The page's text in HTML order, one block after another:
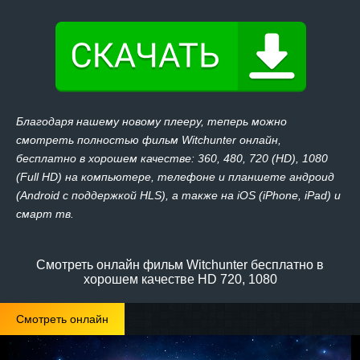
Благодаря нашему новому плееру, теперь можно
смотреть полностью фильм Witchunter онлайн,
бесплатно в хорошем качестве: 360, 480, 720 (HD), 1080
(Full HD) на компьютере, телефоне и планшете андроид
(Android с поддержкой HLS), а также на iOS (iPhone, iPad) и
смарт тв.
Смотреть онлайн фильм Witchunter бесплатно в
хорошем качестве HD 720, 1080
Смотреть онлайн